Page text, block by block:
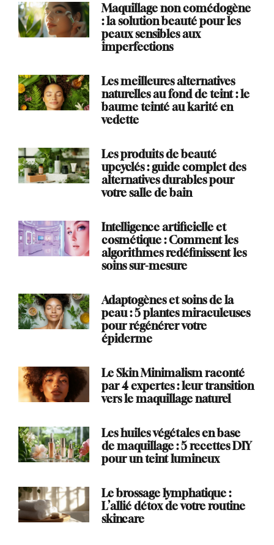
Maquillage non comédogène
: la solution beauté pour les
peaux sensibles aux
imperfections
Les meilleures alternatives
naturelles au fond de teint : le
baume teinté au karité en
vedette
Les produits de beauté
upcyclés : guide complet des
alternatives durables pour
votre salle de bain
Intelligence artificielle et
cosmétique : Comment les
algorithmes redéfinissent les
soins sur-mesure
Adaptogènes et soins de la
peau : 5 plantes miraculeuses
pour régénérer votre
épiderme
Le Skin Minimalism raconté
par 4 expertes : leur transition
vers le maquillage naturel
Les huiles végétales en base
de maquillage : 5 recettes DIY
pour un teint lumineux
Le brossage lymphatique :
L’allié détox de votre routine
skincare